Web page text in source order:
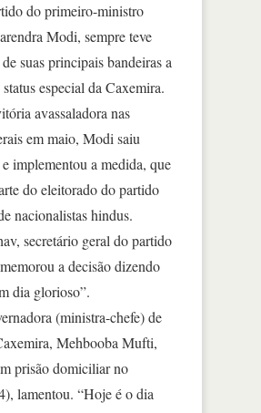
do primeiro-ministro
Modi, sempre teve
suas principais bandeiras a
especial da Caxemira.
avassaladora nas
em maio, Modi saiu
implementou a medida, que
do eleitorado do partido
nacionalistas hindus.
secretário geral do partido
a decisão dizendo
dia glorioso”.
(ministra-chefe) de
Mehbooba Mufti,
prisão domiciliar no
lamentou. “Hoje é o dia